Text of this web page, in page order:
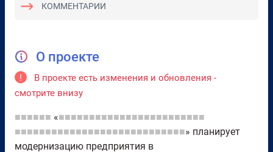
КОММЕНТАРИИ
О проекте
!
В проекте есть изменения и обновления -
смотрите внизу
■■■■■■ «■■■■■■■■■■■■■■■■■■■■■■■■
■■■■■■■■■■■■■■■■■■■■■■■■■■■■» планирует
модернизацию предприятия в